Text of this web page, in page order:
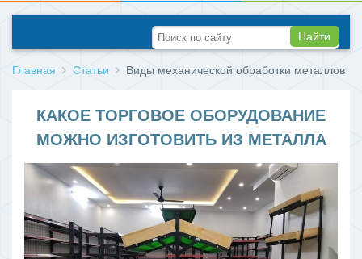
Найти
Главная Статьи Виды механической обработки металлов
КАКОЕ ТОРГОВОЕ ОБОРУДОВАНИЕ
МОЖНО ИЗГОТОВИТЬ ИЗ МЕТАЛЛА